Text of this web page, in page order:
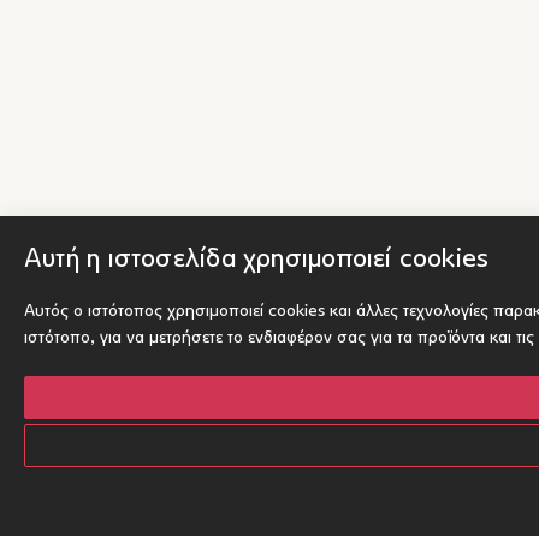
Αυτή η ιστοσελίδα χρησιμοποιεί cookies
Αυτός ο ιστότοπος χρησιμοποιεί cookies και άλλες τεχνολογίες
ιστότοπο, για να μετρήσετε το ενδιαφέρον σας για τα προϊόντα και